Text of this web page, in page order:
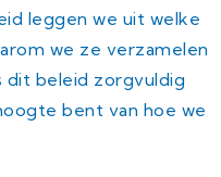
leggen we uit welke
we ze verzamelen
dit beleid zorgvuldig
bent van hoe we